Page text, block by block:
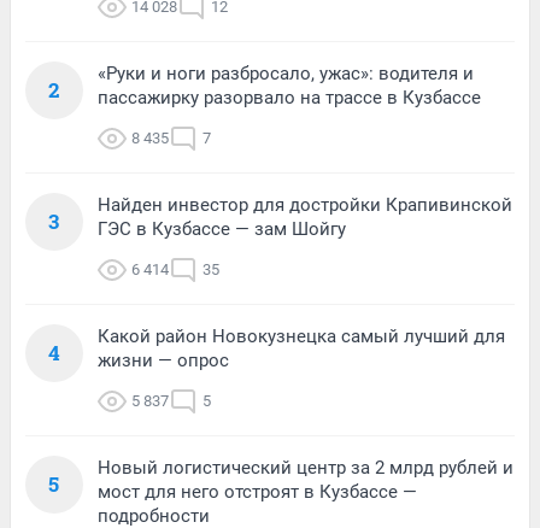
14 028 12
2
«Руки и ноги разбросало, ужас»: водителя и
пассажирку разорвало на трассе в Кузбассе
8 435 7
3
Найден инвестор для достройки Крапивинской
ГЭС в Кузбассе — зам Шойгу
6 414 35
4
Какой район Новокузнецка самый лучший для
жизни — опрос
5 837 5
5
Новый логистический центр за 2 млрд рублей и
мост для него отстроят в Кузбассе —
подробности